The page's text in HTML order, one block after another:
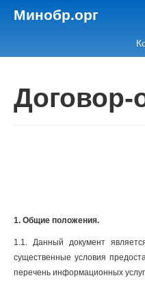
Минобр.орг
1. Общие положения.
1.1. Данный документ
существенные условия
перечень информационных